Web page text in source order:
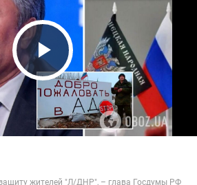
Play Video